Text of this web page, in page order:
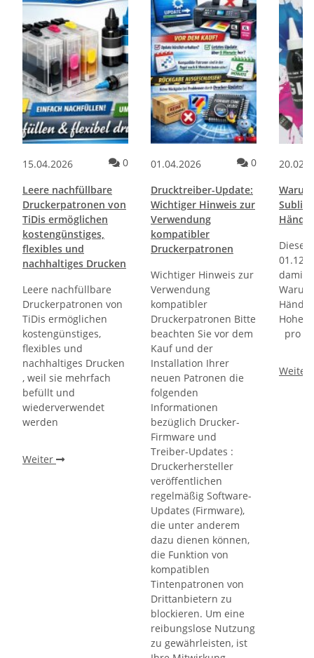
15.04.2026 Kommentare
0
Leere nachfüllbare
Druckerpatronen von
TiDis ermöglichen
kostengünstiges,
flexibles und
nachhaltiges Drucken
Leere nachfüllbare
Druckerpatronen von
TiDis ermöglichen
kostengünstiges,
flexibles und
nachhaltiges Drucken
, weil sie mehrfach
befüllt und
wiederverwendet
werden
Weiter
01.04.2026 Kommentare
0
Drucktreiber-Update:
Wichtiger Hinweis zur
Verwendung
kompatibler
Druckerpatronen
Wichtiger Hinweis zur
Verwendung
kompatibler
Druckerpatronen Bitte
beachten Sie vor dem
Kauf und der
Installation Ihrer
neuen Patronen die
folgenden
Informationen
bezüglich Drucker-
Firmware und
Treiber-Updates :
Druckerhersteller
veröffentlichen
regelmäßig Software-
Updates (Firmware),
die unter anderem
dazu dienen können,
die Funktion von
kompatiblen
Tintenpatronen von
Drittanbietern zu
blockieren. Um eine
reibungslose Nutzung
zu gewährleisten, ist
Diese
damit
Hohe
pro
Weiter